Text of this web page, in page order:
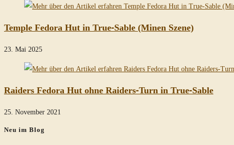
Temple Fedora Hut in True-Sable (Minen Szene)
23. Mai 2025
Raiders Fedora Hut ohne Raiders-Turn in True-Sable
25. November 2021
Neu im Blog